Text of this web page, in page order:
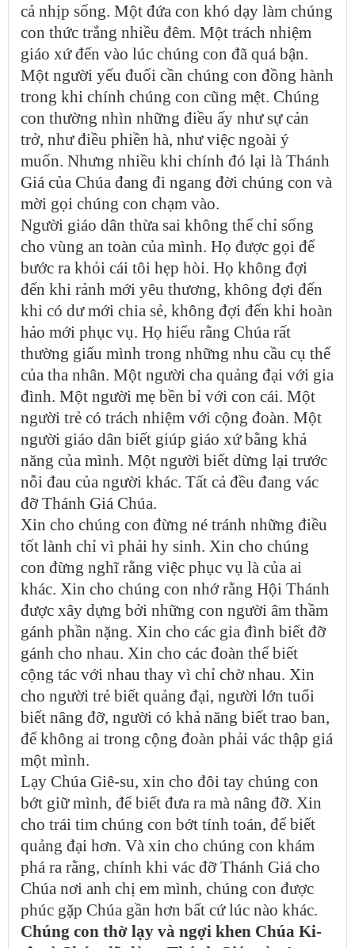
cả nhịp sống. Một đứa con khó dạy làm chúng
con thức trắng nhiều đêm. Một trách nhiệm
giáo xứ đến vào lúc chúng con đã quá bận.
Một người yếu đuối cần chúng con đồng hành
trong khi chính chúng con cũng mệt. Chúng
con thường nhìn những điều ấy như sự cản
trở, như điều phiền hà, như việc ngoài ý
muốn. Nhưng nhiều khi chính đó lại là Thánh
Giá của Chúa đang đi ngang đời chúng con và
mời gọi chúng con chạm vào.
Người giáo dân thừa sai không thể chỉ sống
cho vùng an toàn của mình. Họ được gọi để
bước ra khỏi cái tôi hẹp hòi. Họ không đợi
đến khi rảnh mới yêu thương, không đợi đến
khi có dư mới chia sẻ, không đợi đến khi hoàn
hảo mới phục vụ. Họ hiểu rằng Chúa rất
thường giấu mình trong những nhu cầu cụ thể
của tha nhân. Một người cha quảng đại với gia
đình. Một người mẹ bền bỉ với con cái. Một
người trẻ có trách nhiệm với cộng đoàn. Một
người giáo dân biết giúp giáo xứ bằng khả
năng của mình. Một người biết dừng lại trước
nỗi đau của người khác. Tất cả đều đang vác
đỡ Thánh Giá Chúa.
Xin cho chúng con đừng né tránh những điều
tốt lành chỉ vì phải hy sinh. Xin cho chúng
con đừng nghĩ rằng việc phục vụ là của ai
khác. Xin cho chúng con nhớ rằng Hội Thánh
được xây dựng bởi những con người âm thầm
gánh phần nặng. Xin cho các gia đình biết đỡ
gánh cho nhau. Xin cho các đoàn thể biết
cộng tác với nhau thay vì chỉ chờ nhau. Xin
cho người trẻ biết quảng đại, người lớn tuổi
biết nâng đỡ, người có khả năng biết trao ban,
để không ai trong cộng đoàn phải vác thập giá
một mình.
Lạy Chúa Giê-su, xin cho đôi tay chúng con
bớt giữ mình, để biết đưa ra mà nâng đỡ. Xin
cho trái tim chúng con bớt tính toán, để biết
quảng đại hơn. Và xin cho chúng con khám
phá ra rằng, chính khi vác đỡ Thánh Giá cho
Chúa nơi anh chị em mình, chúng con được
phúc gặp Chúa gần hơn bất cứ lúc nào khác.
Chúng con thờ lạy và ngợi khen Chúa Ki-